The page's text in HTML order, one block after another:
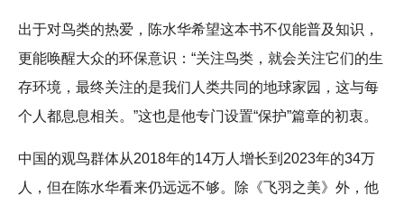
出于对鸟类的热爱，陈水华希望这本书不仅能普及知识，
更能唤醒大众的环保意识：“关注鸟类，就会关注它们的生
存环境，最终关注的是我们人类共同的地球家园，这与每
个人都息息相关。”这也是他专门设置“保护”篇章的初衷。
中国的观鸟群体从2018年的14万人增长到2023年的34万
人，但在陈水华看来仍远远不够。除《飞羽之美》外，他